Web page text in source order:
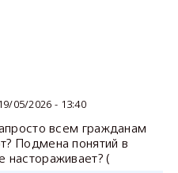
05/2026 - 13:40
всем гражданам
Подмена понятий в
(